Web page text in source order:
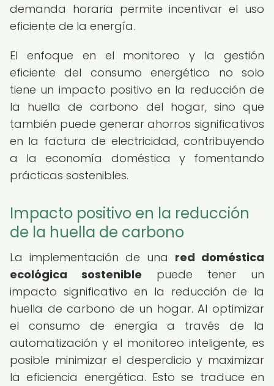
demanda horaria permite incentivar el uso
eficiente de la energía.
El enfoque en el monitoreo y la gestión
eficiente del consumo energético no solo
tiene un impacto positivo en la reducción de
la huella de carbono del hogar, sino que
también puede generar ahorros significativos
en la factura de electricidad, contribuyendo
a la economía doméstica y fomentando
prácticas sostenibles.
Impacto positivo en la reducción
de la huella de carbono
La implementación de una red doméstica
ecológica sostenible puede tener un
impacto significativo en la reducción de la
huella de carbono de un hogar. Al optimizar
el consumo de energía a través de la
automatización y el monitoreo inteligente, es
posible minimizar el desperdicio y maximizar
la eficiencia energética. Esto se traduce en